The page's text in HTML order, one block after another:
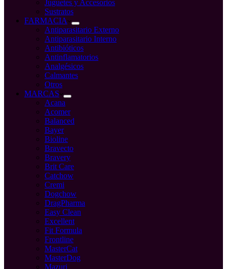
Juguetes y Accesorios
Sustratos
FARMACIA
Antiparasitario Externo
Antiparasitario Interno
Antibióticos
Antinflamatorios
Analgésicos
Calmantes
Otros
MARCAS
Acana
Acomer
Balanced
Bayer
Bioline
Bravecto
Bravery
Brit Care
Catchow
Cremi
Dogchow
DragPharma
Easy Clean
Excellent
Fit Formula
Frontline
MasterCat
MasterDog
Mazuri